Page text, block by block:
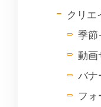
クリエ
季節
動画
バナ
フ